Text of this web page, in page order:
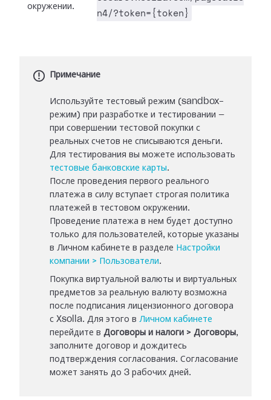
окружении.
n4/?token={token}
Примечание
Используйте тестовый режим (sandbox-
режим) при разработке и тестировании —
при совершении тестовой покупки с
реальных счетов не списываются деньги.
Для тестирования вы можете использовать
тестовые банковские карты.
После проведения первого реального
платежа в силу вступает строгая политика
платежей в тестовом окружении.
Проведение платежа в нем будет доступно
только для пользователей, которые указаны
в Личном кабинете в разделе Настройки
компании > Пользователи.
Покупка виртуальной валюты и виртуальных
предметов за реальную валюту возможна
после подписания лицензионного договора
с Xsolla. Для этого в Личном кабинете
перейдите в Договоры и налоги > Договоры,
заполните договор и дождитесь
подтверждения согласования. Согласование
может занять до 3 рабочих дней.